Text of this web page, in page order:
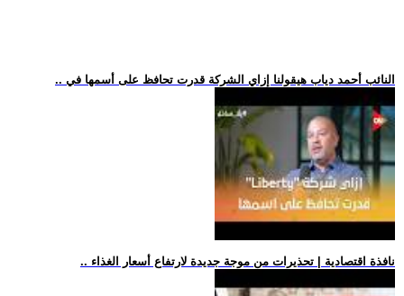
.. النائب أحمد دياب هيقولنا إزاي الشركة قدرت تحافظ على أسمها في
.. نافذة اقتصادية | تحذيرات من موجة جديدة لارتفاع أسعار الغذاء